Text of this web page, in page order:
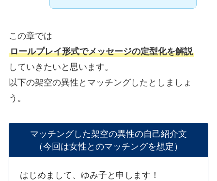
この章では
ロールプレイ形式でメッセージの定型化を解説
していきたいと思います。
以下の架空の異性とマッチングしたとしましょ
う。
マッチングした架空の異性の自己紹介文
（今回は女性とのマッチングを想定）
はじめまして、ゆみ子と申します！